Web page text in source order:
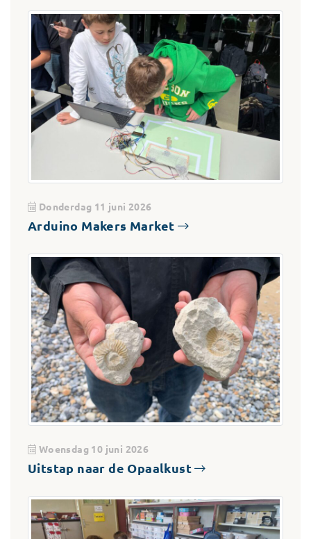
Donderdag 11 juni 2026
Arduino Makers Market
Woensdag 10 juni 2026
Uitstap naar de Opaalkust